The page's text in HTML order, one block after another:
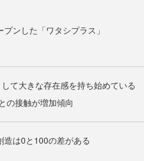
ンした「ワタシプラス」
て大きな存在感を持ち始めている
の接触が増加傾向
は0と100の差がある